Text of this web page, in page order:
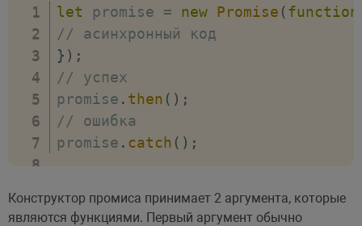
let promise = new Promise (function
// асинхронный код
} ) ;
// успех
promise . then ( ) ;
// ошибка
promise . catch ( ) ;
Конструктор промиса принимает 2 аргумента, которые
являются функциями. Первый аргумент обычно